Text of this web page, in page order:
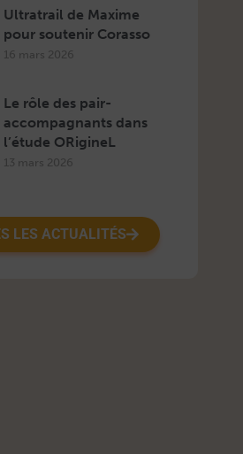
Ultratrail de Maxime
pour soutenir Corasso
16 mars 2026
Le rôle des pair-
accompagnants dans
l’étude ORigineL
13 mars 2026
LES ACTUALITÉS